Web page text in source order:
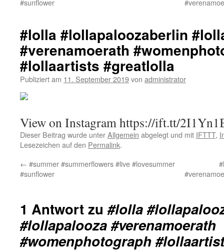
#sunflower
#lolla #lollapaloozaberlin
#verenamoerath
#lollaartists #greatlolla
Publiziert am 11. September 2019von administrator
View on Instagram https://ift.tt/
Dieser Beitrag wurde unterAllgemein abgelegt und mit IFTTT,
Lesezeichen auf den Permalink.
← #summer #summerflowers #live #lovesummer
#sunflower
1 Antwort zu #lolla
#lollapalooza #verenamoerath
#womenphotograph